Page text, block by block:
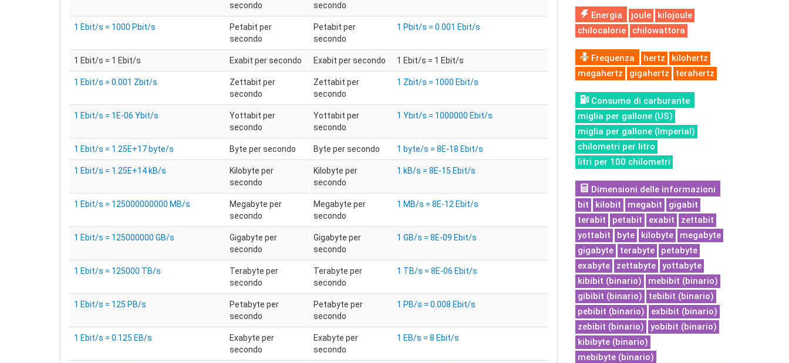
secondo
1 Ebit/s = 1000 Pbit/s
Petabit per
secondo
1 Ebit/s = 1 Ebit/s Exabit per secondo
1 Ebit/s = 0.001 Zbit/s
Zettabit per
secondo
1 Ebit/s = 1E-06 Ybit/s
Yottabit per
secondo
1 Ebit/s = 1.25E+17 byte/s Byte per secondo
1 Ebit/s = 1.25E+14 kB/s
Kilobyte per
secondo
1 Ebit/s = 125000000000 MB/s
Megabyte per
secondo
1 Ebit/s = 125000000 GB/s
Gigabyte per
secondo
1 Ebit/s = 125000 TB/s
Terabyte per
secondo
1 Ebit/s = 125 PB/s
Petabyte per
secondo
1 Ebit/s = 0.125 EB/s
Exabyte per
secondo
secondo
Petabit per
secondo
1 Pbit/s = 0.001 Ebit/s
Exabit per secondo 1 Ebit/s = 1 Ebit/s
Zettabit per
secondo
1 Zbit/s = 1000 Ebit/s
Yottabit per
secondo
1 Ybit/s = 1000000 Ebit/s
Byte per secondo 1 byte/s = 8E-18 Ebit/s
Kilobyte per
secondo
1 kB/s = 8E-15 Ebit/s
Megabyte per
secondo
1 MB/s = 8E-12 Ebit/s
Gigabyte per
secondo
1 GB/s = 8E-09 Ebit/s
Terabyte per
secondo
1 TB/s = 8E-06 Ebit/s
Petabyte per
secondo
1 PB/s = 0.008 Ebit/s
Exabyte per
secondo
1 EB/s = 8 Ebit/s
Energia joule
kilojoule
chilocalorie
chilowattora
Frequenza hertz
kilohertz
megahertz
gigahertz terahertz
Consumo di carburante
miglia per gallone (US)
miglia per gallone (Imperial)
chilometri per litro
litri per 100 chilometri
Dimensioni delle informazioni
bit
kilobit megabit
gigabit
terabit
petabit exabit
zettabit
yottabit
byte kilobyte
megabyte
gigabyte
terabyte
petabyte
exabyte
zettabyte
yottabyte
kibibit (binario)
mebibit (binario)
gibibit (binario)
tebibit (binario)
pebibit (binario)
exbibit (binario)
zebibit (binario)
yobibit (binario)
kibibyte (binario)
mebibyte (binario)